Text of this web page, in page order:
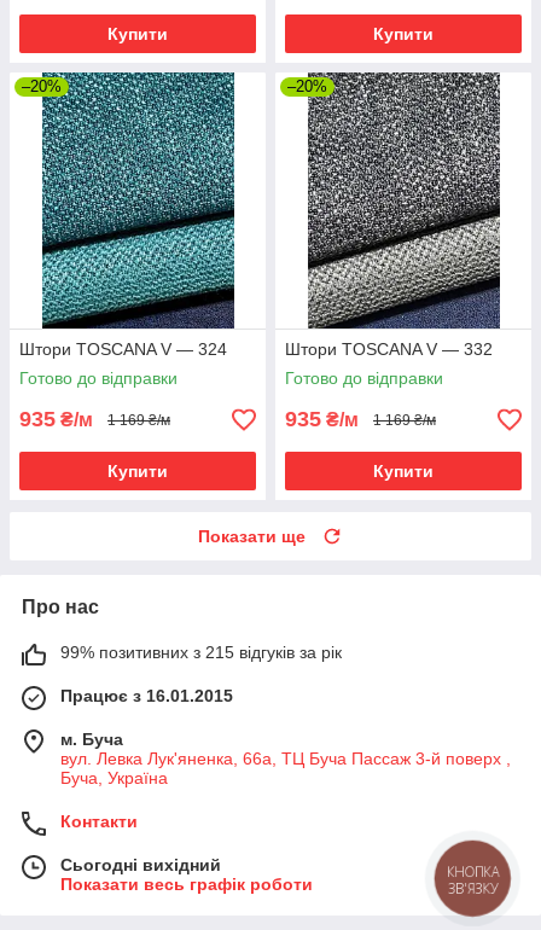
Купити Купити
–20%
Штори TOSCANA V — 324
Готово до відправки
935 ₴/м 1 169 ₴/м
Купити
–20%
Штори TOSCANA V — 332
Готово до відправки
935 ₴/м 1 169 ₴/м
Купити
Показати ще
Про нас
99% позитивних з 215 відгуків за рік
Працює з 16.01.2015
м. Буча
вул. Левка Лук'яненка, 66а, ТЦ Буча Пассаж 3-й поверх ,
Буча, Україна
Контакти
Сьогодні вихідний
Показати весь графік роботи
КНОПКА
ЗВ'ЯЗКУ